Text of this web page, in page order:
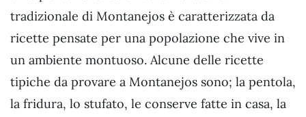
tradizionale di Montanejos è caratterizzata da
ricette pensate per una popolazione che vive in
un ambiente montuoso. Alcune delle ricette
tipiche da provare a Montanejos sono; la pentola,
la fridura, lo stufato, le conserve fatte in casa, la